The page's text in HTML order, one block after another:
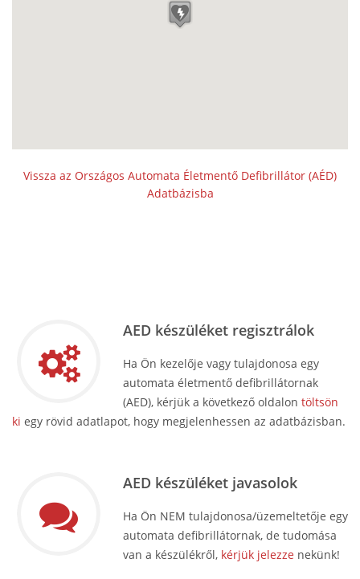
Vissza az Országos Automata Életmentő Defibrillátor (AÉD)
Adatbázisba
AED készüléket regisztrálok
Ha Ön kezelője vagy tulajdonosa egy
automata életmentő defibrillátornak
(AED), kérjük a következő oldalon töltsön
ki egy rövid adatlapot, hogy megjelenhessen az adatbázisban.
AED készüléket javasolok
Ha Ön NEM tulajdonosa/üzemeltetője egy
automata defibrillátornak, de tudomása
van a készülékről, kérjük jelezze nekünk!